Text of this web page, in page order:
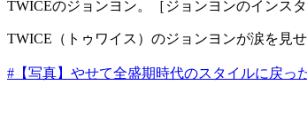
TWICEのジョンヨン。［ジョンヨンのインスタ
TWICE（トゥワイス）のジョンヨンが涙を見せ
#【写真】やせて全盛期時代のスタイルに戻っ